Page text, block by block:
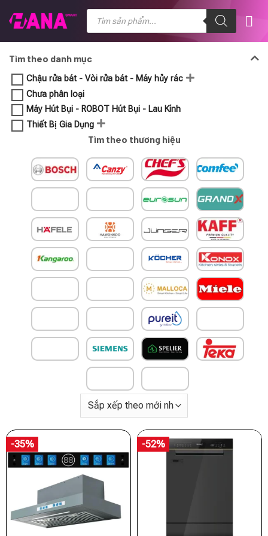
đến
Tìm
kiếm
phẩm
Tìm theo danh mục
Chậu rửa bát - Vòi rửa bát - Máy hủy rác
Chưa phân loại
Máy Hút Bụi - ROBOT Hút Bụi - Lau Kính
Thiết Bị Gia Dụng
Tìm theo thương hiệu
-35% -52%